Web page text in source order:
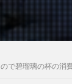
で碧瑠璃の杯の消